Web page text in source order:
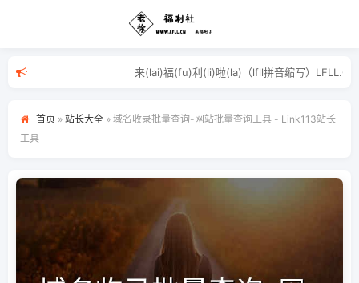
来(lai)福(fu)利(li)啦(la)（lfll拼音缩写）LFLL.CN
首页 » 站长大全 » 域名收录批量查询-网站批量查询工具 - Link113站长
工具